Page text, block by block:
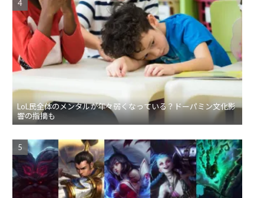
LoL民全体のメンタルが年々弱くなっている？ドーパミン文化影
響の指摘も